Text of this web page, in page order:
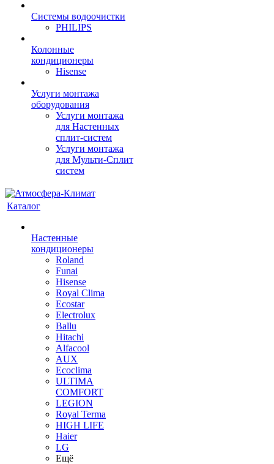
Системы водоочистки
PHILIPS
Колонные
кондиционеры
Hisense
Услуги монтажа
оборудования
Услуги монтажа
для Настенных
сплит-систем
Услуги монтажа
для Мульти-Сплит
систем
Каталог
Настенные
кондиционеры
Roland
Funai
Hisense
Royal Clima
Ecostar
Electrolux
Ballu
Hitachi
Alfacool
AUX
Ecoclima
ULTIMA
COMFORT
LEGION
Royal Terma
HIGH LIFE
Haier
LG
Ещё